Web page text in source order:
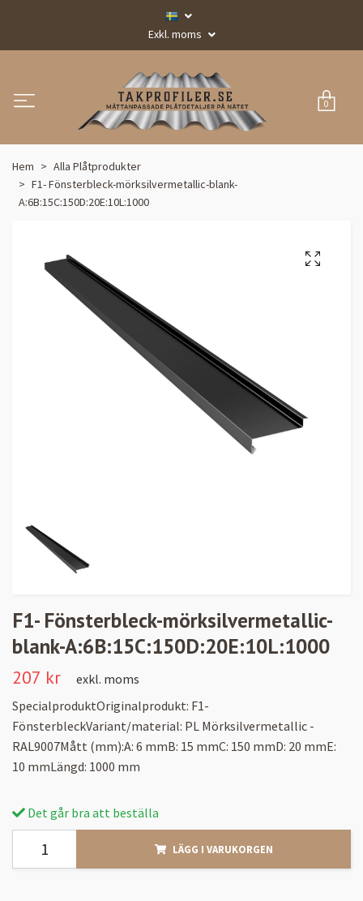
Exkl. moms
0
Hem
Alla Plåtprodukter
F1- Fönsterbleck-mörksilvermetallic-blank-
A:6B:15C:150D:20E:10L:1000
F1- Fönsterbleck-mörksilvermetallic-
blank-A:6B:15C:150D:20E:10L:1000
207 kr
exkl. moms
SpecialproduktOriginalprodukt: F1-
FönsterbleckVariant/material: PL Mörksilvermetallic -
RAL9007Mått (mm):A: 6 mmB: 15 mmC: 150 mmD: 20 mmE:
10 mmLängd: 1000 mm
Det går bra att beställa
LÄGG I VARUKORGEN